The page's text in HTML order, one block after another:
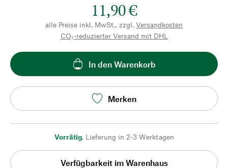
11,90 €
alle Preise inkl. MwSt., zzgl. Versandkosten
CO₂-reduzierter Versand mit DHL
In den Warenkorb
Merken
Vorrätig, Lieferung in 2-3 Werktagen
Verfügbarkeit im Warenhaus